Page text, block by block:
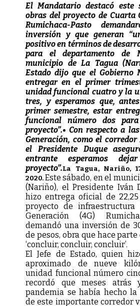
El Mandatario destacó este
obras del proyecto de Cuarta
Rumichaca-Pasto
inversión y que generan
positivo en términos de
para el departamento de
municipio de La Tagua
Estado dijo que el Gobierno
entregar en el primer
unidad funcional cuatro y la
tres, y esperamos que,
primer semestre, estar
funcional número dos
proyecto”.• Con respecto a
Generación, como el corredor
el Presidente Duque
entrante esperamos
proyecto”.La Tagua, Nariño,
2020.Este sábado, en el
(Nariño), el Presidente Iván
hizo entrega oficial de
proyecto de
Generación (4G)
demandó una inversión de
de pesos, obra que hace
‘concluir, concluir, concluir’.
El Jefe de Estado, quien
aproximado de nueve
unidad funcional número
recordó que meses
pandemia se había hecho
de este importante corredor